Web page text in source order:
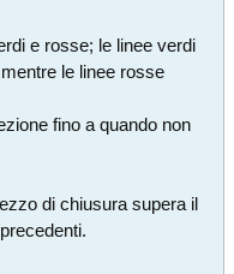
e rosse; le linee verdi
le linee rosse
fino a quando non
di chiusura supera il